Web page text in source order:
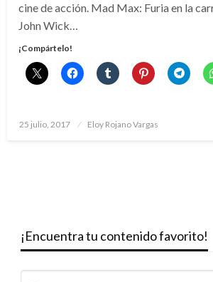
cine de acción. Mad Max: Furia en la
John Wick…
¡Compártelo!
Publicado
25 julio, 2017 Eloy Rojano Vargas
¡Encuentra tu contenido favorito!